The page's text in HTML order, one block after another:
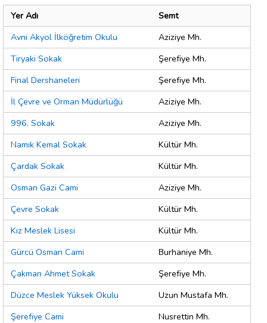
Yer Adı
Semt
Avni Akyol İlköğretim Okulu
Aziziye Mh.
Tiryaki Sokak
Şerefiye Mh.
Final Dershaneleri
Şerefiye Mh.
İl Çevre ve Orman Müdürlüğü
Aziziye Mh.
996. Sokak
Aziziye Mh.
Namık Kemal Sokak
Kültür Mh.
Çardak Sokak
Kültür Mh.
Osman Gazi Cami
Aziziye Mh.
Çevre Sokak
Kültür Mh.
Kız Meslek Lisesi
Kültür Mh.
Gürcü Osman Cami
Burhaniye Mh.
Çakman Ahmet Sokak
Şerefiye Mh.
Düzce Meslek Yüksek Okulu
Uzun Mustafa Mh.
Şerefiye Cami
Nusrettin Mh.